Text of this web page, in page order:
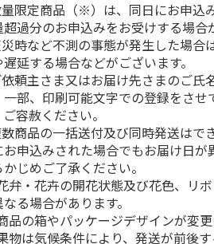
限定商品（※）は、同日にお申込
過分のお申込みをお受けする場合
時など不測の事態が発生した場合
延する場合などがございます。
頼主さま又はお届け先さまのご氏
一部、印刷可能文字での登録をさ
容赦ください。
商品の一括送付及び同時発送はで
お申込みされた場合でもお届け日が
かじめご了承ください。
弁・花卉の開花状態及び花色、リ
る場合があります。
品の箱やパッケージデザインが変更
物は気候条件により、発送が前後